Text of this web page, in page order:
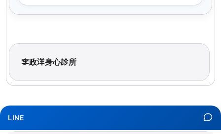
李政洋身心診所
LINE